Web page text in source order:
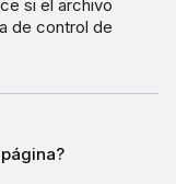
si el archivo
de control de